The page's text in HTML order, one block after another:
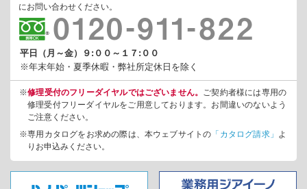
にお問い合わせください。
平日（月～金）９:００～１７:００
※年末年始・夏季休暇・弊社所定休日を除く
※修理受付のフリーダイヤルではございません。 ご契約者様には専用の
修理受付フリーダイヤルをご用意しております。お間違いのないよう
ご注意ください。
※専用カタログをお求めの際は、本ウェブサイトの 「カタログ請求」 よ
りお申込みください。